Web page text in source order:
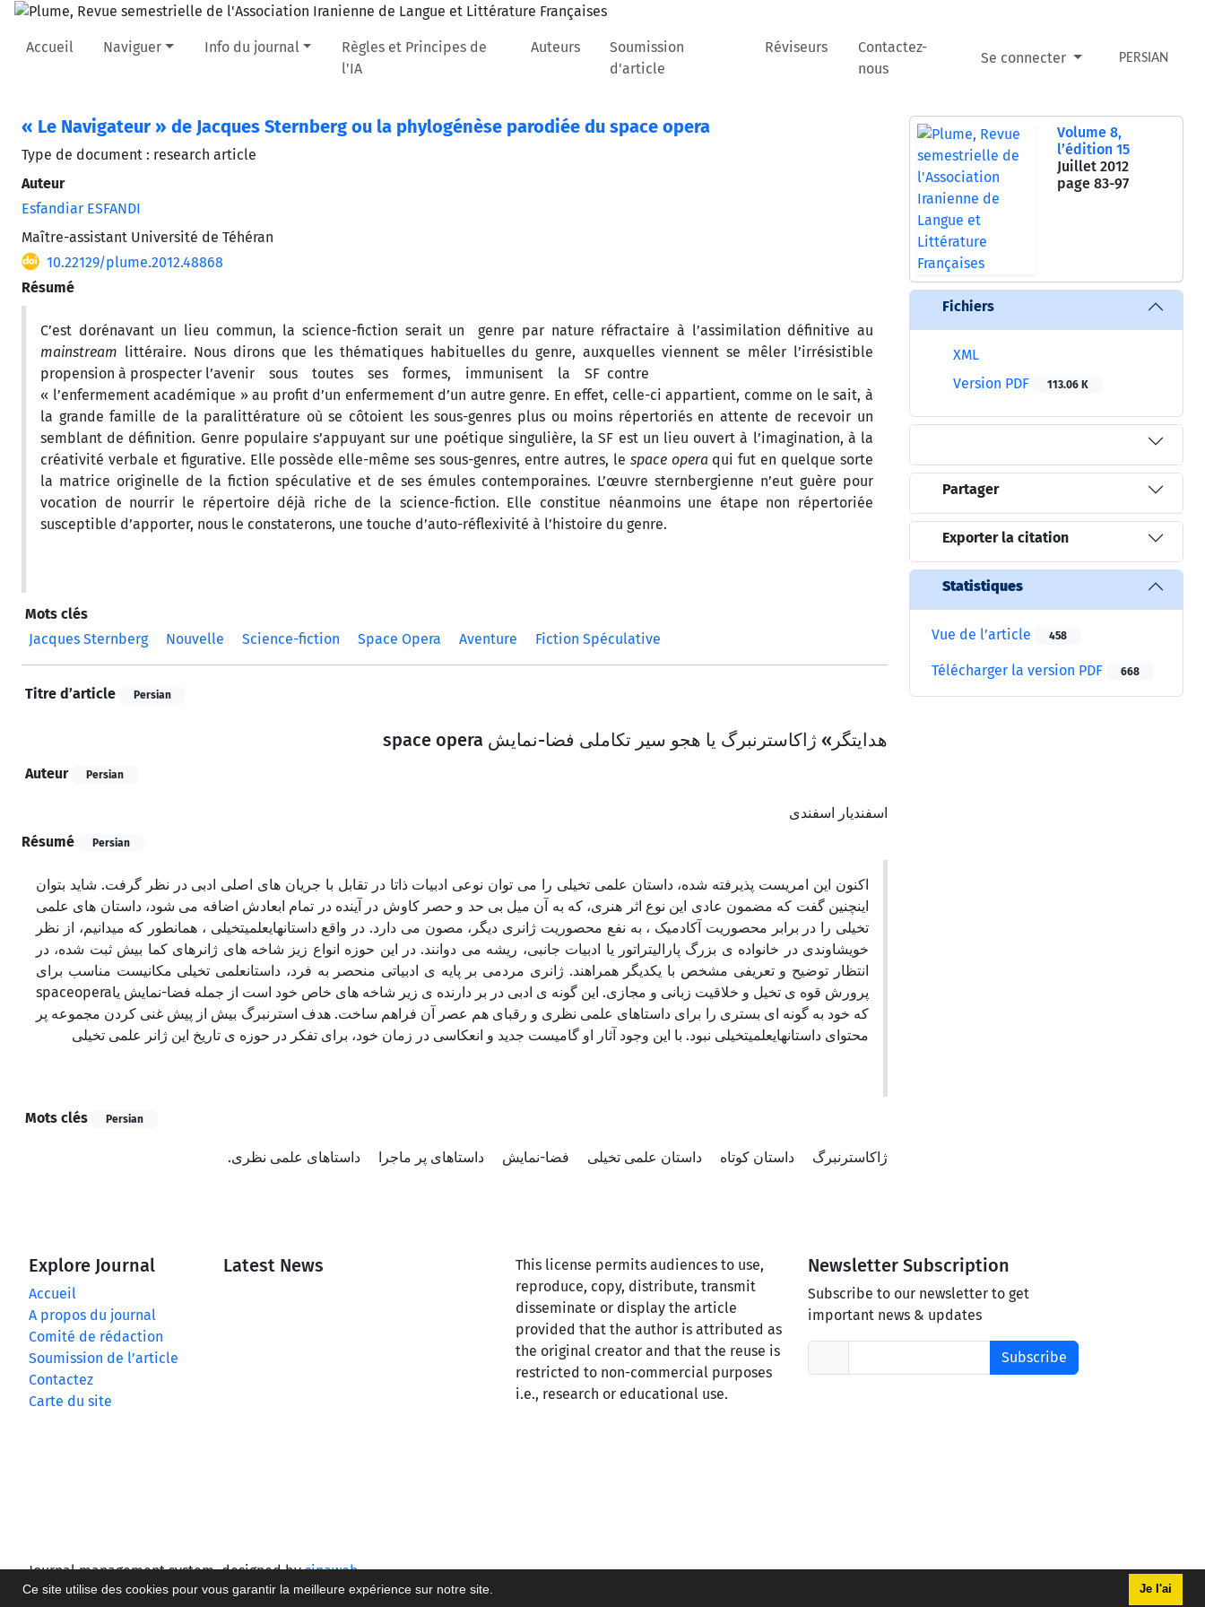
Ce site utilise des cookies pour vous garantir la meilleure expérience sur notre site. Je l'ai
Accueil Naviguer Info du journal
Règles et Principes de
l'IA
Auteurs
Soumission
d'article
Réviseurs
Contactez-
nous
Se connecter PERSIAN
« Le Navigateur » de Jacques Sternberg ou la phylogénèse parodiée du space opera
Type de document : research article
Auteur
Esfandiar ESFANDI
Maître-assistant Université de Téhéran
10.22129/plume.2012.48868
Résumé
C’est dorénavant un lieu commun, la science-fiction serait un genre par nature réfractaire à l’assimilation définitive au
mainstream littéraire. Nous dirons que les thématiques habituelles du genre, auxquelles viennent se mêler l’irrésistible
propension à prospecter l’avenir sous toutes ses formes, immunisent la SF contre
« l’enfermement académique » au profit d’un enfermement d’un autre genre. En effet, celle-ci appartient, comme on le sait, à
la grande famille de la paralittérature où se côtoient les sous-genres plus ou moins répertoriés en attente de recevoir un
semblant de définition. Genre populaire s’appuyant sur une poétique singulière, la SF est un lieu ouvert à l’imagination, à la
créativité verbale et figurative. Elle possède elle-même ses sous-genres, entre autres, le space opera qui fut en quelque sorte
la matrice originelle de la fiction spéculative et de ses émules contemporaines. L’œuvre sternbergienne n’eut guère pour
vocation de nourrir le répertoire déjà riche de la science-fiction. Elle constitue néanmoins une étape non répertoriée
susceptible d’apporter, nous le constaterons, une touche d’auto-réflexivité à l’histoire du genre.
Mots clés
Jacques Sternberg
Nouvelle Science-fiction Space Opera Aventure Fiction Spéculative
Titre d’article Persian
هدایتگر» ژاکاسترنبرگ یا هجو سیر تکاملی فضا-نمایش space opera
Auteur Persian
اسفندیار اسفندی
Résumé
Persian
اکنون این امریست پذیرفته شده، داستان علمی تخیلی را می توان نوعی ادبیات ذاتا در تقابل با جریان های اصلی ادبی در نظر گرفت. شاید بتوان
اینچنین گفت که مضمون عادی این نوع اثر هنری، که به آن میل بی حد و حصر کاوش در آینده در تمام ابعادش اضافه می شود، داستان های علمی
تخیلی را در برابر محصوریت آکادمیک ، به نفع محصوریت ژانری دیگر، مصون می دارد. در واقع داستانهایعلمیتخیلی ، همانطور که میدانیم، از نظر
خویشاوندی در خانواده ی بزرگ پارالیتراتور یا ادبیات جانبی، ریشه می دوانند. در این حوزه انواع زیز شاخه های ژانرهای کما بیش ثبت شده، در
انتظار توضیح و تعریفی مشخص با یکدیگر همراهند. ژانری مردمی بر پایه ی ادبیاتی منحصر به فرد، داستانعلمی تخیلی مکانیست مناسب برای
پرورش قوه ی تخیل و خلاقیت زبانی و مجازی. این گونه ی ادبی در بر دارنده ی زیر شاخه های خاص خود است از جمله فضا-نمایش یاspaceopera
که خود به گونه ای بستری را برای داستاهای علمی نظری و رقبای هم عصر آن فراهم ساخت. هدف استرنبرگ بیش از پیش غنی کردن مجموعه پر
محتوای داستانهایعلمیتخیلی نبود. با این وجود آثار او گامیست جدید و انعکاسی در زمان خود، برای تفکر در حوزه ی تاریخ این ژانر علمی تخیلی
Mots clés Persian
ژاکاسترنبرگ داستان کوتاه داستان علمی تخیلی فضا-نمایش داستاهای پر ماجرا داستاهای علمی نظری.
Volume 8,
l’édition 15
Juillet 2012
page 83-97
Fichiers
XML
Version PDF
113.06 K
Partager
Exporter la citation
Statistiques
Vue de l’article 458
Télécharger la version PDF 668
Explore Journal
Accueil
A propos du journal
Comité de rédaction
Soumission de l’article
Contactez
Carte du site
Latest News
This license permits audiences to use,
reproduce, copy, distribute, transmit
disseminate or display the article
provided that the author is attributed as
the original creator and that the reuse is
restricted to non-commercial purposes
i.e., research or educational use.
Newsletter Subscription
Subscribe to our newsletter to get
important news & updates
Subscribe
Journal management system.designed bysinaweb